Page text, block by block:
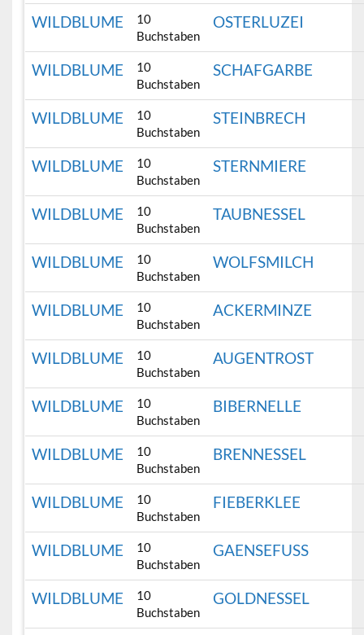
WILDBLUME
10
Buchstaben
OSTERLUZEI
WILDBLUME
10
Buchstaben
SCHAFGARBE
WILDBLUME
10
Buchstaben
STEINBRECH
WILDBLUME
10
Buchstaben
STERNMIERE
WILDBLUME
10
Buchstaben
TAUBNESSEL
WILDBLUME
10
Buchstaben
WOLFSMILCH
WILDBLUME
10
Buchstaben
ACKERMINZE
WILDBLUME
10
Buchstaben
AUGENTROST
WILDBLUME
10
Buchstaben
BIBERNELLE
WILDBLUME
10
Buchstaben
BRENNESSEL
WILDBLUME
10
Buchstaben
FIEBERKLEE
WILDBLUME
10
Buchstaben
GAENSEFUSS
WILDBLUME
10
Buchstaben
GOLDNESSEL